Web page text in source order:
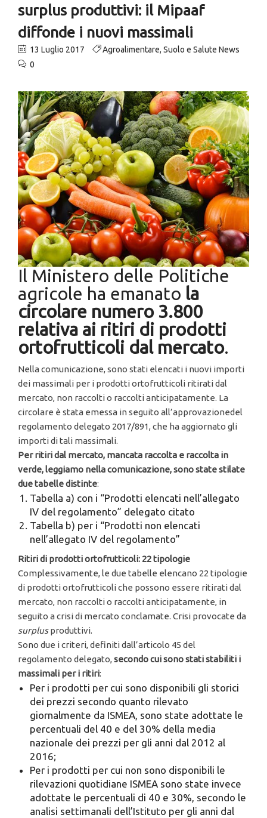
surplus produttivi: il Mipaaf
diffonde i nuovi massimali
13 Luglio 2017 Agroalimentare, Suolo e Salute News
0
Il Ministero delle Politiche
agricole ha emanato la
circolare numero 3.800
relativa ai ritiri di prodotti
ortofrutticoli dal mercato.
Nella comunicazione, sono stati elencati i nuovi importi
dei massimali per i prodotti ortofrutticoli ritirati dal
mercato, non raccolti o raccolti anticipatamente. La
circolare è stata emessa in seguito all’approvazionedel
regolamento delegato 2017/891, che ha aggiornato gli
importi di tali massimali.
Per ritiri dal mercato, mancata raccolta e raccolta in
verde, leggiamo nella comunicazione, sono state stilate
due tabelle distinte:
Tabella a) con i “Prodotti elencati nell’allegato
IV del regolamento” delegato citato
Tabella b) per i “Prodotti non elencati
nell’allegato IV del regolamento”
Ritiri di prodotti ortofrutticoli: 22 tipologie
Complessivamente, le due tabelle elencano 22 tipologie
di prodotti ortofrutticoli che possono essere ritirati dal
mercato, non raccolti o raccolti anticipatamente, in
seguito a crisi di mercato conclamate. Crisi provocate da
surplusproduttivi.
Sono due i criteri, definiti dall’articolo 45 del
regolamento delegato,secondo cui sono stati stabiliti i
massimali per i ritiri:
Per i prodotti per cui sono disponibili gli storici
dei prezzi secondo quanto rilevato
giornalmente da ISMEA, sono state adottate le
percentuali del 40 e del 30% della media
nazionale dei prezzi per gli anni dal 2012 al
2016;
Per i prodotti per cui non sono disponibili le
rilevazioni quotidiane ISMEA sono state invece
adottate le percentuali di 40 e 30%, secondo le
analisi settimanali dell’Istituto per gli anni dal